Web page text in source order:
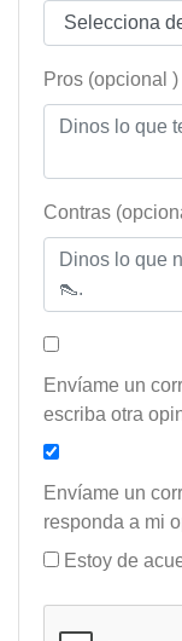
Pros (opcional )
Contras
Envíame un
escriba otra
Envíame un
responda a mi
Estoy de